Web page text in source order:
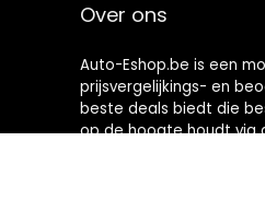
Over ons
Auto-Eshop.be is een
prijsvergelijkings- en
beste deals biedt die
op de hoogte houdt via